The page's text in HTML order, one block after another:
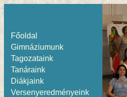
Főoldal
Gimnáziumunk
Tagozataink
Tanáraink
Diákjaink
Versenyeredményeink